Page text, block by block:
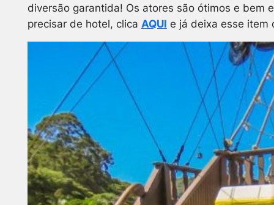
diversão garantida! Os atores são ótimos e bem
precisar de hotel, clica AQUI e já deixa esse item